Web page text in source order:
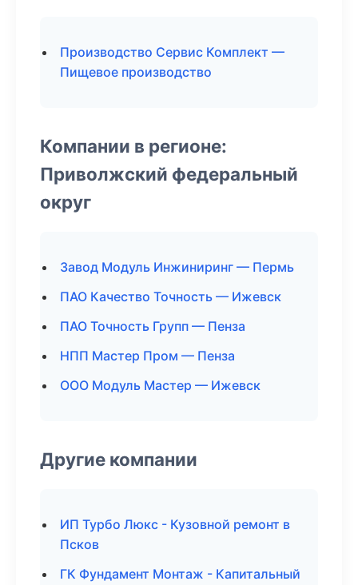
Производство Сервис Комплект —
Пищевое производство
Компании в регионе:
Приволжский федеральный
округ
Завод Модуль Инжиниринг — Пермь
ПАО Качество Точность — Ижевск
ПАО Точность Групп — Пенза
НПП Мастер Пром — Пенза
ООО Модуль Мастер — Ижевск
Другие компании
ИП Турбо Люкс - Кузовной ремонт в
Псков
ГК Фундамент Монтаж - Капитальный